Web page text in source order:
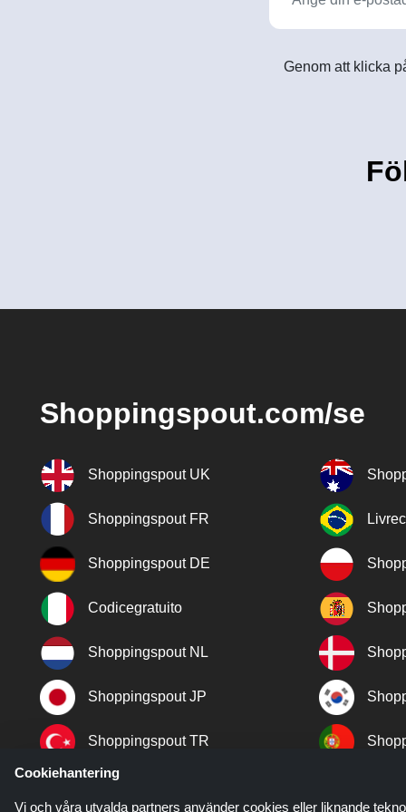
Genom att klicka
Shoppingspout.com/se
Shoppingspout UK
Shoppingspout FR
Shoppingspout DE
Codicegratuito
Shoppingspout NL
Shoppingspout JP
Shoppingspout TR
Shoppingspout NO
Cookiehantering
Vi och våra utvalda partners använder cookies eller liknande